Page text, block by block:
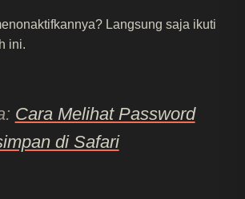
Langsung saja ikuti
ini.
Cara Melihat Password
di Safari